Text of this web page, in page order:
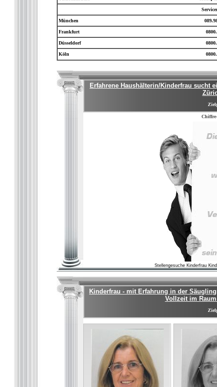
München
Frankfurt
Düsseldorf
Köln
Erfahrene Haushälterin/Kinderfrau sucht
Stellengesuche Kinderfrau
Kinderfrau - mit Erfahrung in der
Vollzeit im